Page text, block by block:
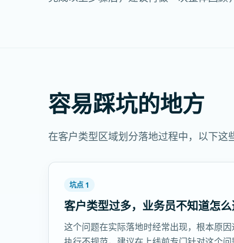
容易踩坑的地方
在客户类型区域划分落地过程中，以下这
坑点 1
客户类型过多，业务员不知道怎
这个问题在实际落地时经常出现，根本原